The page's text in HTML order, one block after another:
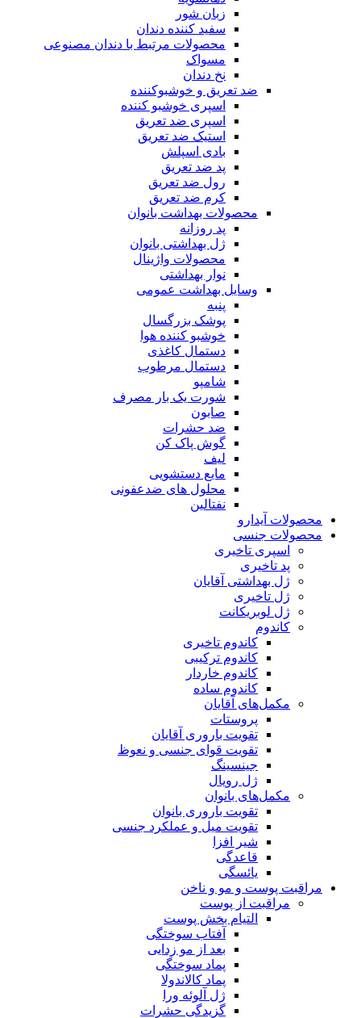
زبان شور
سفید کننده دندان
محصولات مرتبط با دندان مصنوعی
مسواک
نخ دندان
ضد تعریق و خوشبوکننده
اسپری خوشبو کننده
اسپری ضد تعریق
استیک ضد تعریق
بادی اسپلش
پد ضد تعریق
رول ضد تعریق
کرم ضد تعریق
محصولات بهداشت بانوان
پد روزانه
ژل بهداشتی بانوان
محصولات واژینال
نوار بهداشتی
وسایل بهداشت عمومی
پنبه
پوشک بزرگسال
خوشبو کننده هوا
دستمال کاغذی
دستمال مرطوب
شامپو
شورت یک بار مصرف
صابون
ضد حشرات
گوش پاک کن
لیف
مایع دستشویی
محلول های ضدعفونی
نفتالین
محصولات آیدارو
محصولات جنسی
اسپری تاخیری
پد تاخیری
ژل بهداشتی آقایان
ژل تاخیری
ژل لوبریکانت
کاندوم
کاندوم تاخیری
کاندوم ترکیبی
کاندوم خاردار
کاندوم ساده
مکمل‌های آقایان
پروستات
تقویت باروری آقایان
تقویت قوای جنسی و نعوظ
جینسینگ
ژل رویال
مکمل‌های بانوان
تقویت باروری بانوان
تقویت میل و عملکرد جنسی
شیر افزا
قاعدگی
یائسگی
مراقبت پوست و مو و ناخن
مراقبت از پوست
التیام بخش پوست
آفتاب سوختگی
بعد از مو زدایی
پماد سوختگی
پماد کالاندولا
ژل آلوئه ورا
گزیدگی حشرات